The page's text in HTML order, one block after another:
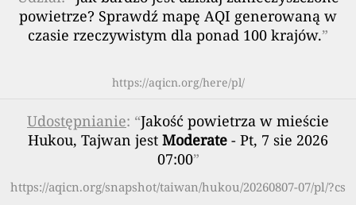
powietrze? Sprawdź mapę AQI generowaną w
czasie rzeczywistym dla ponad 100 krajów.”
https://aqicn.org/here/pl/
Udostępnianie: “Jakość powietrza w mieście
Hukou, Tajwan jest Moderate - Pt, 7 sie 2026
07:00”
https://aqicn.org/snapshot/taiwan/hukou/20260807-07/pl/?cs